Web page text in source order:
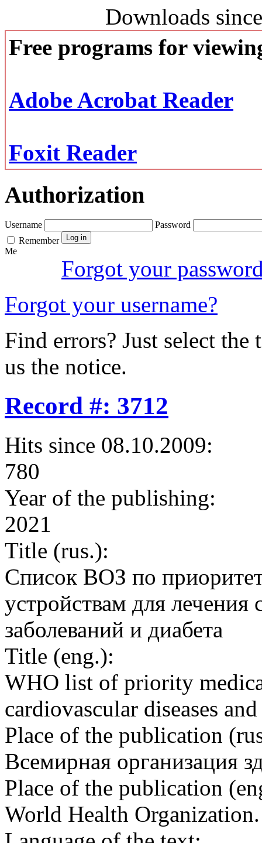
Downloads
Free programs for
Adobe Acrobat Reader
Foxit Reader
Authorization
Username
Password
Remember
Me
Forgot your
Forgot your username?
Find errors? Just select
us the notice.
Record #: 3712
Hits since 08.10.2009:
780
Year of the publishing:
2021
Title (rus.):
Список ВОЗ по
устройствам для лечения
заболеваний и диабета
Title (eng.):
WHO list of priority
cardiovascular diseases
Place of the publication
Всемирная организация
Place of the publication
World Health